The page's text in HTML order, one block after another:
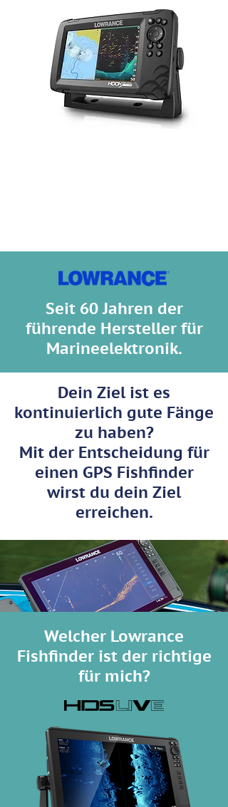
Seit 60 Jahren der
führende Hersteller für
Marineelektronik.
Dein Ziel ist es
kontinuierlich gute Fänge
zu haben?
Mit der Entscheidung für
einen GPS Fishfinder
wirst du dein Ziel
erreichen.
Welcher Lowrance
Fishfinder ist der richtige
für mich?